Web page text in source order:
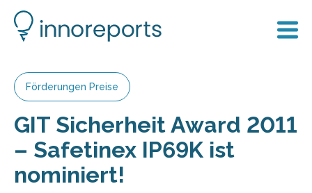
Förderungen Preise
GIT Sicherheit Award 2011
– Safetinex IP69K ist
nominiert!